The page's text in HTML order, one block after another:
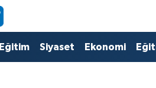
Eğitim Siyaset Ekonomi